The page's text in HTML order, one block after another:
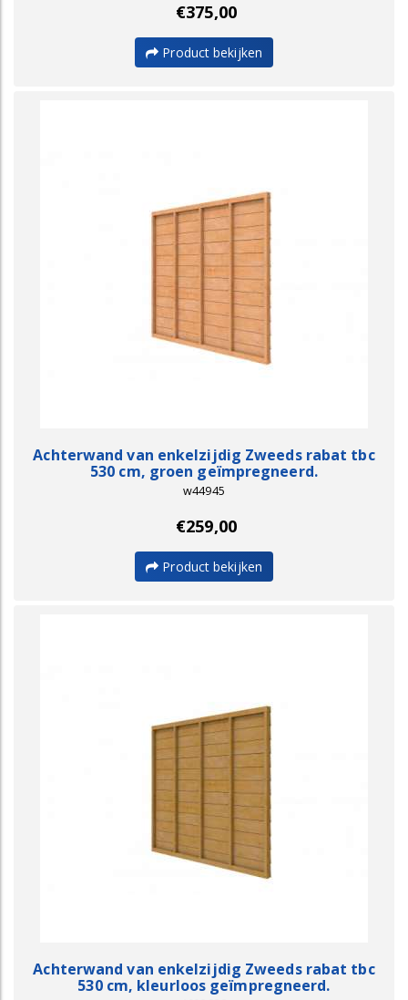
€375,00
Product bekijken
Achterwand van enkelzijdig Zweeds rabat tbc
530 cm, groen geïmpregneerd.
w44945
€259,00
Product bekijken
Achterwand van enkelzijdig Zweeds rabat tbc
530 cm, kleurloos geïmpregneerd.